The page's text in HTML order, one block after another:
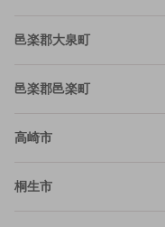
邑楽郡大泉町
邑楽郡邑楽町
高崎市
桐生市